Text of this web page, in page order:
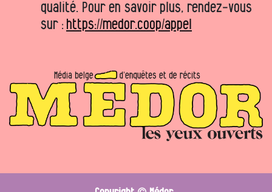
qualité. Pour en savoir plus, rendez-vous
sur : https://medor.coop/appel